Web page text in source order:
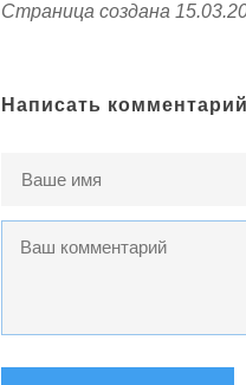
Страница создана
Написать комментарий